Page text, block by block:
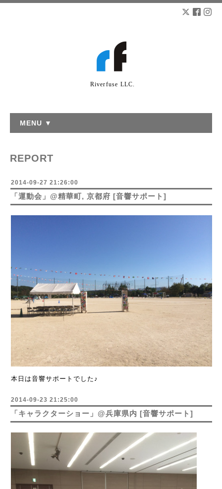
Riverfuse LLC.
MENU ▼
REPORT
2014-09-27 21:26:00
「運動会」@精華町, 京都府 [音響サポート]
本日は音響サポートでした♪
2014-09-23 21:25:00
「キャラクターショー」@兵庫県内 [音響サポート]